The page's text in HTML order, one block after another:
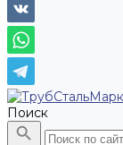
Поиск